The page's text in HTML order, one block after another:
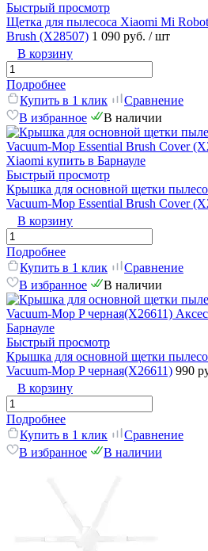
Быстрый просмотр
Щетка для пылесоса Xiaomi Mi
Brush (X28507) 1 090 руб. / шт
В корзину
Подробнее
Купить в 1 клик
Сравнение
В избранное
В наличии
Быстрый просмотр
Крышка для основной щетки
Vacuum-Mop Essential Brush Cover
В корзину
Подробнее
Купить в 1 клик
Сравнение
В избранное
В наличии
Быстрый просмотр
Крышка для основной щетки
Vacuum-Mop P черная(X26611) 990
В корзину
Подробнее
Купить в 1 клик
Сравнение
В избранное
В наличии